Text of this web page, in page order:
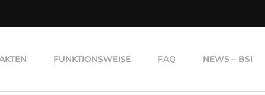
FUNKTIONSWEISE FAQ NEWS – BSI